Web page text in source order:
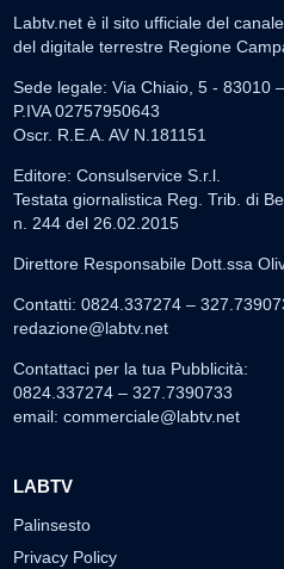
Labtv.net è il sito ufficiale del
del digitale terrestre Regione
Sede legale: Via Chiaio, 5 - 83010
P.IVA 02757950643
Oscr. R.E.A. AV N.181151
Editore: Consulservice S.r.l.
Testata giornalistica Reg. Trib. di
n. 244 del 26.02.2015
Direttore Responsabile Dott.ssa
Contatti: 0824.337274 –
redazione@labtv.net
Contattaci per la tua Pubblicità:
0824.337274 – 327.7390733
email: commerciale@labtv.net
LABTV
Palinsesto
Privacy Policy